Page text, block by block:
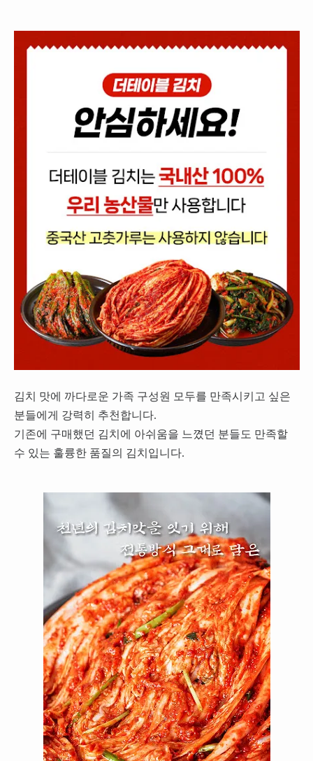
김치 맛에 까다로운 가족 구성원 모두를 만족시키고 싶은
분들에게 강력히 추천합니다.
기존에 구매했던 김치에 아쉬움을 느꼈던 분들도 만족할
수 있는 훌륭한 품질의 김치입니다.